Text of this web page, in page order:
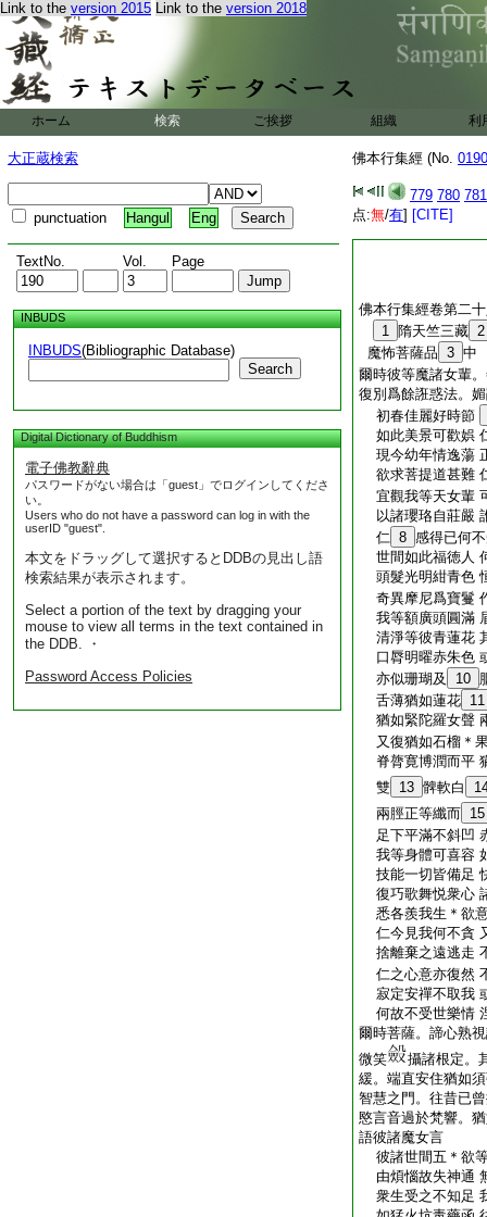
Link to the version 2015 Link to the version 2018
ホーム 検索 ご挨拶 組織 利
大正蔵検索
punctuation Hangul Eng
TextNo. Vol. Page
INBUDS
INBUDS(Bibliographic Database)
Search
Digital Dictionary of Buddhism
電子佛教辭典
パスワードがない場合は「guest」でログインしてくださ
い。
Users who do not have a password can log in with the
userID "guest".
本文をドラッグして選択するとDDBの見出し語
検索結果が表示されます。
Select a portion of the text by dragging your
mouse to view all terms in the text contained in
the DDB. ・
Password Access Policies
佛本行集經 (No.
779 780 781
点:無/有] [CITE]
佛本行集經卷第二
1 隋天竺三藏 2
魔怖菩薩品 3 中
爾時彼等魔諸女輩
復別爲餘誑惑法。
初春佳麗好時節
如此美景可歡娯
現今幼年情逸蕩
欲求菩提道甚難
宜觀我等天女輩
以諸瓔珞自莊嚴
仁 8 感得已何
世間如此福徳人
頭髮光明紺青色
奇異摩尼爲寶鬘
我等額廣頭圓滿
清淨等彼青蓮花
口脣明曜赤朱色
亦似珊瑚及
10
舌薄猶如蓮花 11
猶如緊陀羅女聲
又復猶如石榴＊
脊膂寛博潤而平
雙 13 髀軟白
兩脛正等纖而 15
足下平滿不斜凹
我等身體可喜容
技能一切皆備足
復巧歌舞悦衆心
悉各羨我生＊欲
仁今見我何不貪
捨離棄之遠逃走
仁之心意亦復然
寂定安禪不取我
何故不受世樂情
爾時菩薩。諦心熟
微笑
攝諸根定。
緩。端直安住猶如
智慧之門。往昔已
愍言音過於梵響。
語彼諸魔女言
彼諸世間五＊欲
由煩惱故失神通
衆生受之不知足